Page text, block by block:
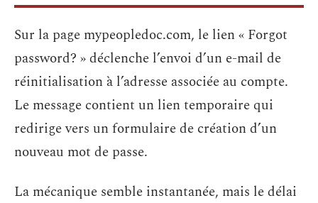
Sur la page mypeopledoc.com, le lien « Forgot
password? » déclenche l’envoi d’un e-mail de
réinitialisation à l’adresse associée au compte.
Le message contient un lien temporaire qui
redirige vers un formulaire de création d’un
nouveau mot de passe.
La mécanique semble instantanée, mais le délai